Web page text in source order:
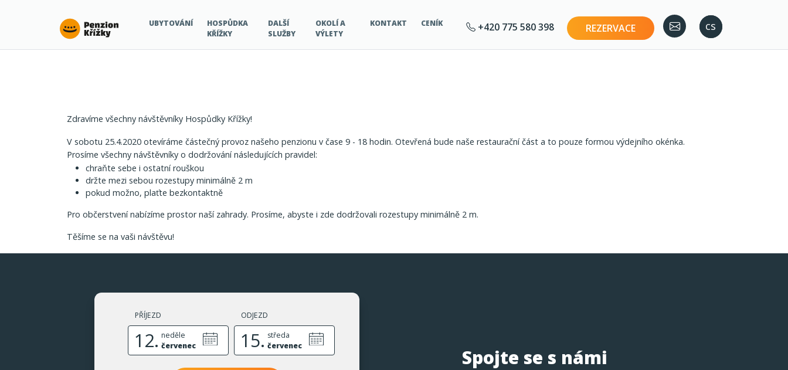
KrizkyUBYTOVÁNÍ
HOSPŮDKA
KŘÍŽKY
DALŠÍ
SLUŽBY
OKOLÍ A
VÝLETY
KONTAKT CENÍK +420 775 580 398 REZERVACE cs
en
Zdravíme všechny návštěvníky Hospůdky Křížky!
V sobotu 25.4.2020 otevíráme částečný provoz našeho penzionu v čase 9 - 18 hodin. Otevřená bude naše restaurační část a to pouze formou výdejního okénka.
Prosíme všechny návštěvníky o dodržování následujících pravidel:
chraňte sebe i ostatní rouškou
držte mezi sebou rozestupy minimálně 2 m
pokud možno, plaťte bezkontaktně
Pro občerstvení nabízíme prostor naší zahrady. Prosíme, abyste i zde dodržovali rozestupy minimálně 2 m.
Těšíme se na vaši návštěvu!
PŘÍJEZD
12. neděle
červenec
ODJEZD
15. středa
červenec
Spojte se s námi